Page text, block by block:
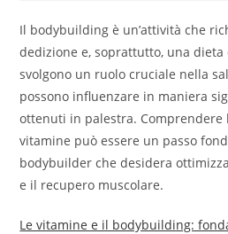
Il bodybuilding è un’attività che
dedizione e, soprattutto, una
svolgono un ruolo cruciale nella
possono influenzare in maniera
ottenuti in palestra. Comprendere
vitamine può essere un passo
bodybuilder che desidera
e il recupero muscolare.
Le vitamine e il bodybuilding: